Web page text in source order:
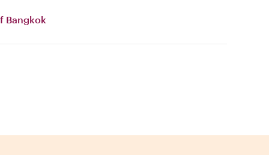
Bangkok